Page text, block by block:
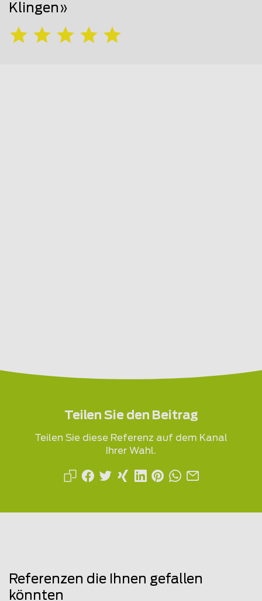
Klingen»
Teilen Sie den Beitrag
Teilen Sie diese Referenz auf dem Kanal
Ihrer Wahl.
Referenzen die Ihnen gefallen
könnten